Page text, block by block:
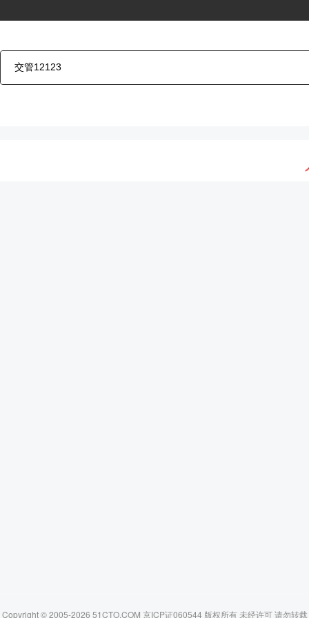
Copyright © 2005-2026 51CTO.COM 京ICP证060544 版权所有 未经许可 请勿转载